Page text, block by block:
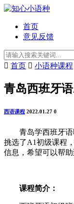
首页
意见反馈
 首页  小语种课程
青岛西班牙
西语课程 2022.01.27 0
青岛学西班牙语
挑选了A1初级课程
信息，希望可以帮助
课程简介：